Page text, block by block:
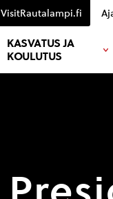
KASVATUS JA
KOULUTUS
VisitRautalampi.fi